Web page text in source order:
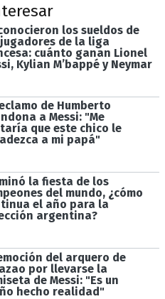
los sueldos de
de la liga
cuánto ganan Lionel
Kylian M’bappé y Neymar
de Humberto
a Messi: "Me
que este chico le
a mi papá"
la fiesta de los
del mundo, ¿cómo
el año para la
argentina?
del arquero de
por llevarse la
de Messi: "Es un
hecho realidad"